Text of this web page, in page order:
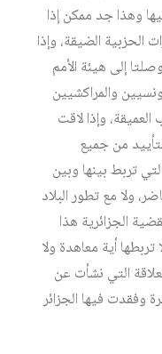
وهذا جد ممكن إذا
الحزبية الضيقة، وإذا
إلى هيئة الأمم
والمراكشيين
وإذا لاقت
من جميع
تربط بينها وبين
ولا مع تطور البلاد
الجزائرية هذا
تربطها أية معاهدة ولا
التي نشأت عن
وفقدت فيها الجزائر